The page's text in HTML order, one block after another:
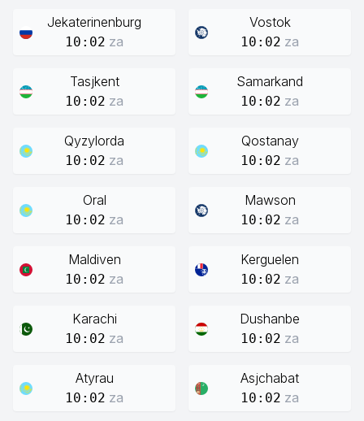
Jekaterinenburg
10:02 za
Vostok
10:02 za
Tasjkent
10:02 za
Samarkand
10:02 za
Qyzylorda
10:02 za
Qostanay
10:02 za
Oral
10:02 za
Mawson
10:02 za
Maldiven
10:02 za
Kerguelen
10:02 za
Karachi
10:02 za
Dushanbe
10:02 za
Atyrau
10:02 za
Asjchabat
10:02 za